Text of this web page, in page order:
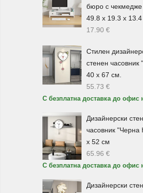
бюро с
49.8 х 19.3 х 13.4
17.90 €
Стилен
стенен часовник
40 х 67 см.
55.73 €
С безплатна доставка до офис
Дизайнерски
часовник "Черна
х 52 см
65.96 €
С безплатна доставка до офис
Дизайнерски